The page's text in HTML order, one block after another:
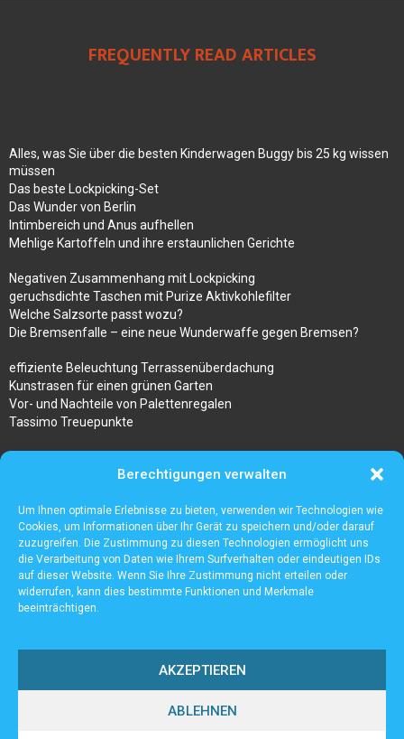
Berechtigungen verwalten
Um Ihnen optimale Erlebnisse zu bieten, verwenden wir Technologien wie
Cookies, um Informationen über Ihr Gerät zu speichern und/oder darauf
zuzugreifen. Die Zustimmung zu diesen Technologien ermöglicht uns
die Verarbeitung von Daten wie Ihrem Surfverhalten oder eindeutigen IDs
auf dieser Website. Wenn Sie Ihre Zustimmung nicht erteilen oder
widerrufen, kann dies bestimmte Funktionen und Merkmale
beeinträchtigen.
AKZEPTIEREN
ABLEHNEN
FREQUENTLY READ ARTICLES
Alles, was Sie über die besten Kinderwagen Buggy bis 25 kg wissen
müssen
Das beste Lockpicking-Set
Das Wunder von Berlin
Intimbereich und Anus aufhellen
Mehlige Kartoffeln und ihre erstaunlichen Gerichte
Negativen Zusammenhang mit Lockpicking
geruchsdichte Taschen mit Purize Aktivkohlefilter
Welche Salzsorte passt wozu?
Die Bremsenfalle – eine neue Wunderwaffe gegen Bremsen?
effiziente Beleuchtung Terrassenüberdachung
Kunstrasen für einen grünen Garten
Vor- und Nachteile von Palettenregalen
Tassimo Treuepunkte
Bestseller Laptop Rucksack Herren
Gibt es besondere risiken beim kauf von ravencoin?